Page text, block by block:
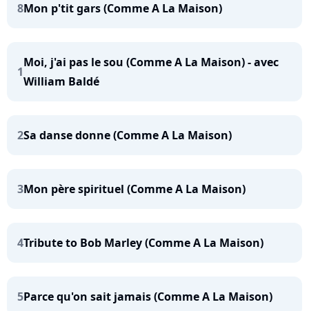
8Mon p'tit gars (Comme A La Maison)
1
Moi, j'ai pas le sou (Comme A La Maison) - avec
William Baldé
2Sa danse donne (Comme A La Maison)
3Mon père spirituel (Comme A La Maison)
4Tribute to Bob Marley (Comme A La Maison)
5Parce qu'on sait jamais (Comme A La Maison)